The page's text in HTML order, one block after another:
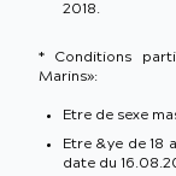
2018.
* Conditions
Marins»:
Etre de sexe
Etre &ye de 18
date du